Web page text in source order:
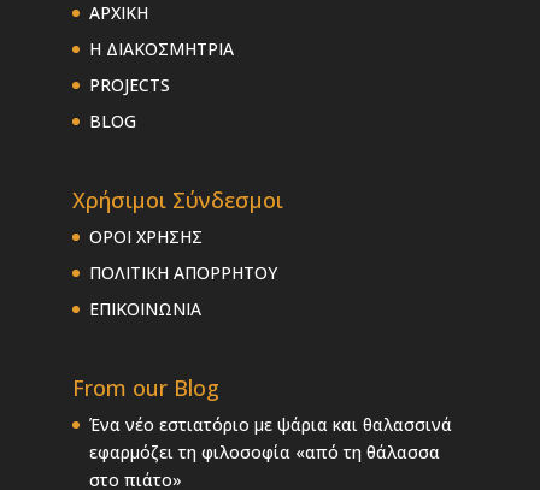
ΑΡΧΙΚΗ
Η ΔΙΑΚΟΣΜΗΤΡΙΑ
PROJECTS
BLOG
Χρήσιμοι Σύνδεσμοι
ΟΡΟΙ ΧΡΗΣΗΣ
ΠΟΛΙΤΙΚΗ ΑΠΟΡΡΗΤΟΥ
ΕΠΙΚΟΙΝΩΝΙΑ
From our Blog
Ένα νέο εστιατόριο με ψάρια και θαλασσινά
εφαρμόζει τη φιλοσοφία «από τη θάλασσα
στο πιάτο»